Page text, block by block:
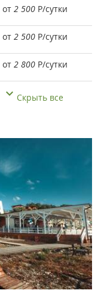
от 2 500 Р/сутки
от 2 500 Р/сутки
от 2 800 Р/сутки
Скрыть все